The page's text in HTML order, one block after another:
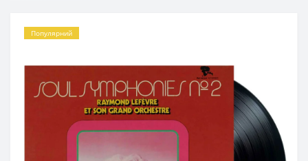
Популярний